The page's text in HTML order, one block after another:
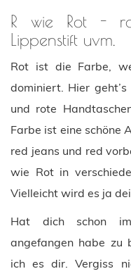
R wie Rot -
Lippenstift uvm.
Rot ist die Farbe,
dominiert. Hier
und rote
Farbe ist eine schöne
red jeans und red
wie Rot in
Vielleicht wird es ja
Hat dich schon
angefangen habe zu
ich es dir. Vergiss